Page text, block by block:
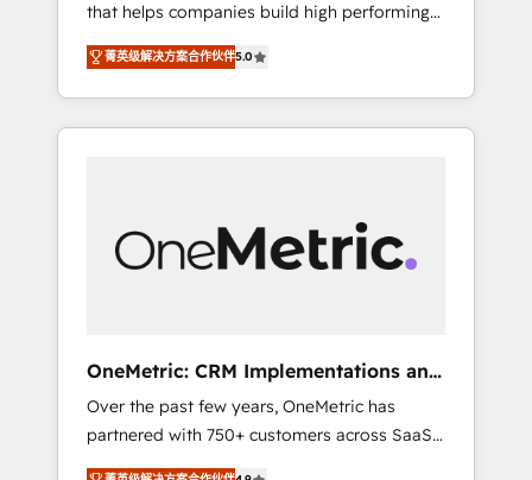
accompagnons cette transformation. D'abord
les fondations : des données unifiées, des
processus alignés. Ensuite l'augmentation :
l'IA là où elle crée de la valeur. Et surtout :
l'humain qui reste au centre. Parce que la
that helps companies build high performing
revenue operations across complex sales
cycles, multi system environments and global
SaaS or manufacturing teams. Trusted by
leading enterprises and fast growing scale
architecture 🔗 CRM migrations & End to end
integrations 🤖 AI workflows & enrichment 📘
rely on for scalable revenue insights.
菁英级解决方案合作伙伴5.0
OneMetric: CRM Implementations and
GTM engineering
Over the past few years, OneMetric has
partnered with 750+ customers across SaaS,
fintech, healthcare, real estate, and other